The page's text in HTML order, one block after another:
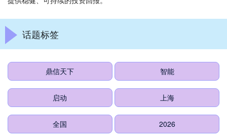
话题标签
鼎信天下 智能
启动 上海
全国 2026